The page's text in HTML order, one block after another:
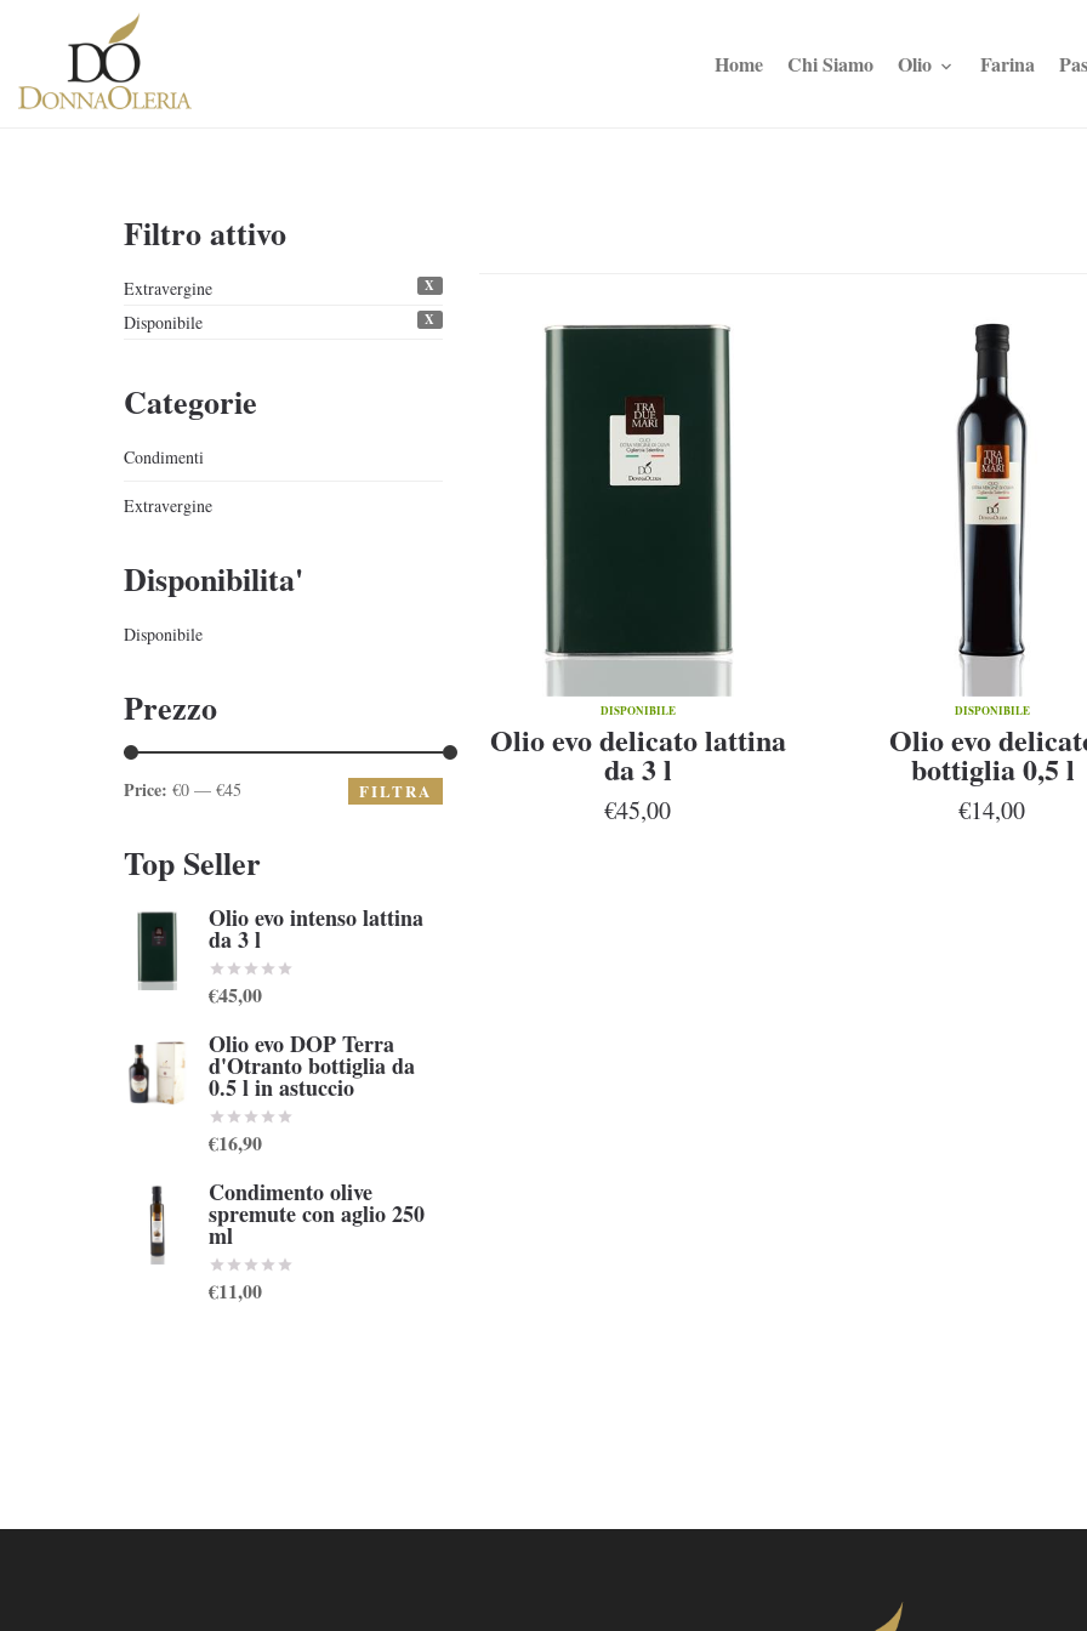
Home Chi Siamo Olio Farina
Filtro attivo
Extravergine X
Disponibile X
Categorie
Condimenti
Extravergine
Disponibilita'
Disponibile
Prezzo
Price: €0 — €45 FILTRA
Top Seller
Olio evo intenso lattina
da 3 l
€45,00
Olio evo DOP Terra
d'Otranto bottiglia da
0.5 l in astuccio
€16,90
Condimento olive
spremute con aglio 250
ml
€11,00
DISPONIBILE
Olio evo delicato lattina
da 3 l
€45,00
DISPONIBILE
Olio evo
bottiglia 0,5 l
€14,00